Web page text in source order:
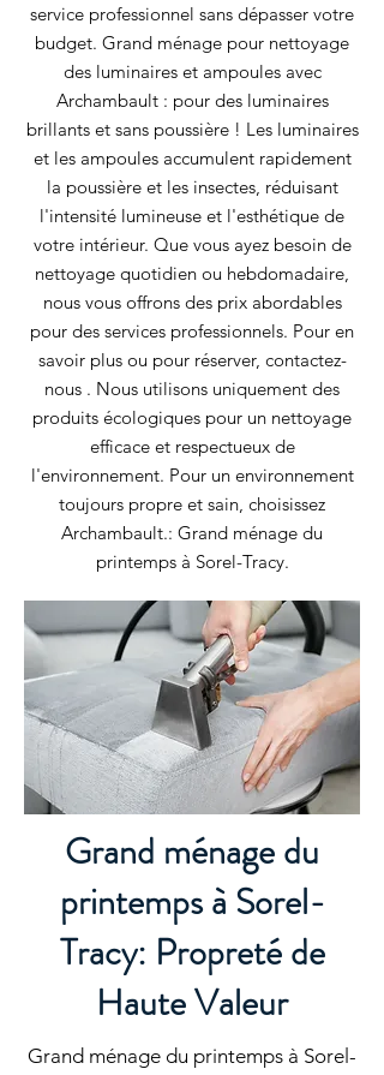
service professionnel sans dépasser votre
budget. Grand ménage pour nettoyage
des luminaires et ampoules avec
Archambault : pour des luminaires
brillants et sans poussière ! Les luminaires
et les ampoules accumulent rapidement
la poussière et les insectes, réduisant
l'intensité lumineuse et l'esthétique de
votre intérieur. Que vous ayez besoin de
nettoyage quotidien ou hebdomadaire,
nous vous offrons des prix abordables
pour des services professionnels. Pour en
savoir plus ou pour réserver, contactez-
nous . Nous utilisons uniquement des
produits écologiques pour un nettoyage
efficace et respectueux de
l'environnement. Pour un environnement
toujours propre et sain, choisissez
Archambault.: Grand ménage du
printemps à Sorel-Tracy.
Grand ménage du
printemps à Sorel-
Tracy: Propreté de
Haute Valeur
Grand ménage du printemps à Sorel-